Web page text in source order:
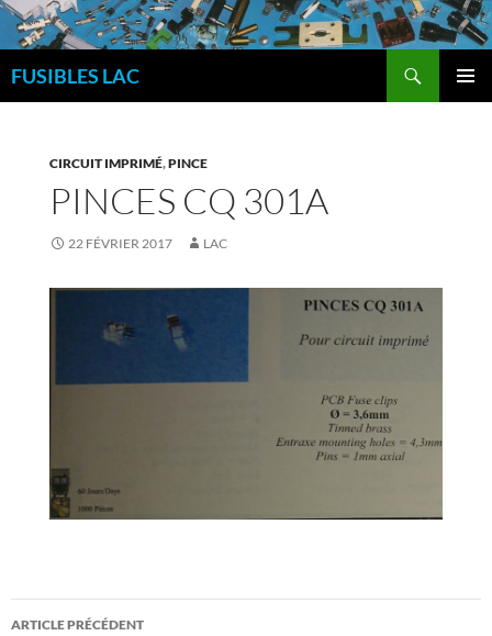
Aller
au
contenu
FUSIBLES LAC
CIRCUIT IMPRIMÉ,PINCE
PINCES CQ 301A
22 FÉVRIER 2017 LAC
Navigation
ARTICLE PRÉCÉDENT